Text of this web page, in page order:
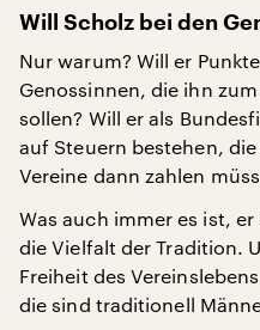
Will Scholz bei den
Nur warum? Will er
Genossinnen, die ihn
sollen? Will er als
auf Steuern bestehen,
Vereine dann zahlen
Was auch immer es ist,
die Vielfalt der Tradition.
Freiheit des
die sind traditionell